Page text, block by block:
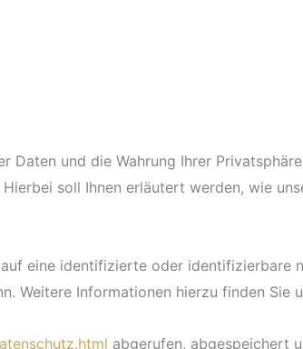
und die Wahrung Ihrer
soll Ihnen erläutert werden, wie
eine identifizierte oder identifizierbare
Informationen hierzu finden Sie
abgerufen, abgespeichert